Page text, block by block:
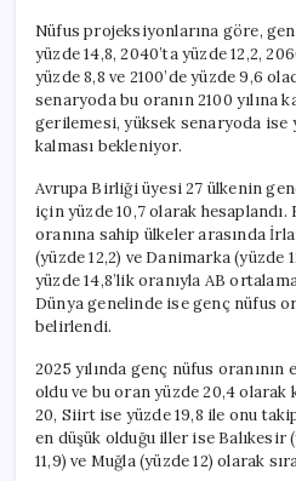
Nüfus projeksiyonlarına göre,
yüzde 14,8, 2040’ta yüzde 12,2,
yüzde 8,8 ve 2100’de yüzde 9,6
senaryoda bu oranın 2100 yılına
gerilemesi, yüksek senaryoda ise
kalması bekleniyor.
Avrupa Birliği üyesi 27 ülkenin
için yüzde 10,7 olarak
oranına sahip ülkeler arasında
(yüzde 12,2) ve Danimarka (yüzde
yüzde 14,8’lik oranıyla AB
Dünya genelinde ise genç nüfus
belirlendi.
2025 yılında genç nüfus oranının
oldu ve bu oran yüzde 20,4
20, Siirt ise yüzde 19,8 ile onu
en düşük olduğu iller ise Balıkesir
11,9) ve Muğla (yüzde 12) olarak